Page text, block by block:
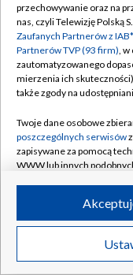
Abonament TVP
Emisja w TVP
Centrum
Naziemna
Rada Programowa
System NOS
Informacje o
Program dla prasy
Ogłoszenie
©2026
przechowywanie oraz na
nas, czyli Telewizję Polską
Zaufanych Partnerów z
Partnerów TVP (93 firm), w
zautomatyzowanego
mierzenia ich
także zgody na
Twoje dane osobowe
poszczególnych serwisów
zapisywane za pomocą
WWW lub innych
ruchu w Internecie.
Twoje dane osobowe
poszczególnych serwisów